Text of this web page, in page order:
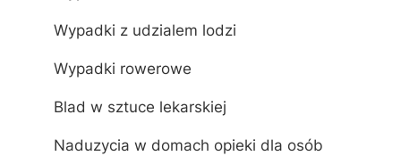
Wypadki z udzialem lodzi
Wypadki rowerowe
Blad w sztuce lekarskiej
Naduzycia w domach opieki dla osób